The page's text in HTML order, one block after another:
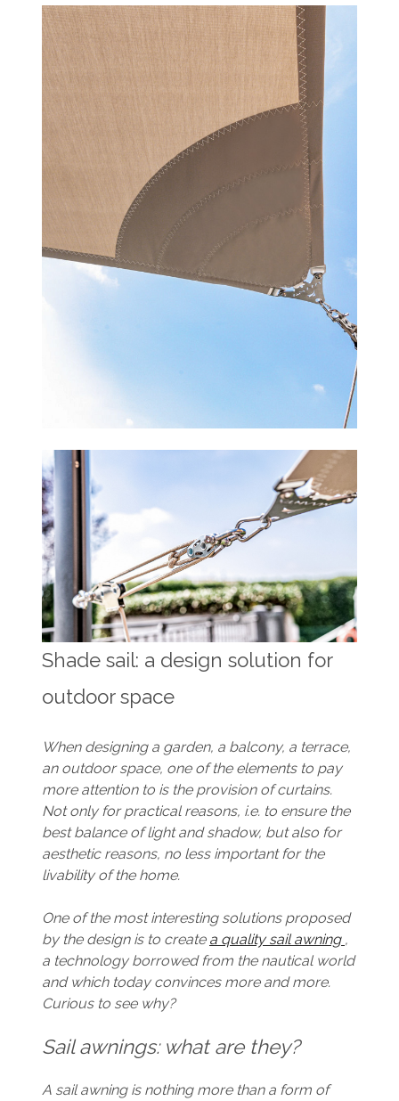
Shade sail: a design solution for
outdoor space
When designing a garden, a balcony, a terrace,
an outdoor space, one of the elements to pay
more attention to is the provision of curtains.
Not only for practical reasons, i.e. to ensure the
best balance of light and shadow, but also for
aesthetic reasons, no less important for the
livability of the home.
One of the most interesting solutions proposed
by the design is to create a quality sail awning ,
a technology borrowed from the nautical world
and which today convinces more and more.
Curious to see why?
Sail awnings: what are they?
A sail awning is nothing more than a form of